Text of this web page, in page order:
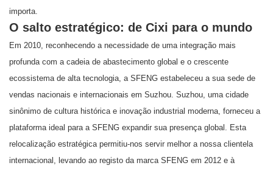
importa.
O salto estratégico: de Cixi para o mundo
Em 2010, reconhecendo a necessidade de uma integração mais
profunda com a cadeia de abastecimento global e o crescente
ecossistema de alta tecnologia, a SFENG estabeleceu a sua sede de
vendas nacionais e internacionais em Suzhou. Suzhou, uma cidade
sinônimo de cultura histórica e inovação industrial moderna, forneceu a
plataforma ideal para a SFENG expandir sua presença global. Esta
relocalização estratégica permitiu-nos servir melhor a nossa clientela
internacional, levando ao registo da marca SFENG em 2012 e à